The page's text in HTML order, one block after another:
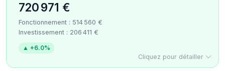
720 971 €
Fonctionnement : 514 560 €
Investissement : 206 411 €
▲ +6.0%
Cliquez pour détailler